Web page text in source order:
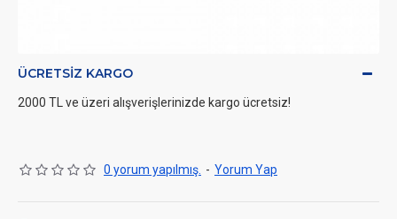
ÜCRETSIZ KARGO
2000 TL ve üzeri alışverişlerinizde kargo ücretsiz!
0 yorum yapılmış. - Yorum Yap